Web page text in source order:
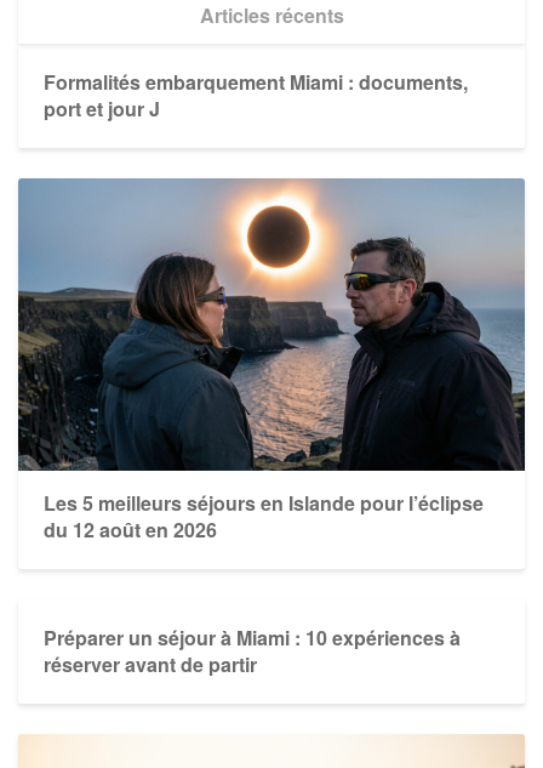
Articles récents
Formalités embarquement Miami : documents,
port et jour J
Les 5 meilleurs séjours en Islande pour l’éclipse
du 12 août en 2026
Préparer un séjour à Miami : 10 expériences à
réserver avant de partir